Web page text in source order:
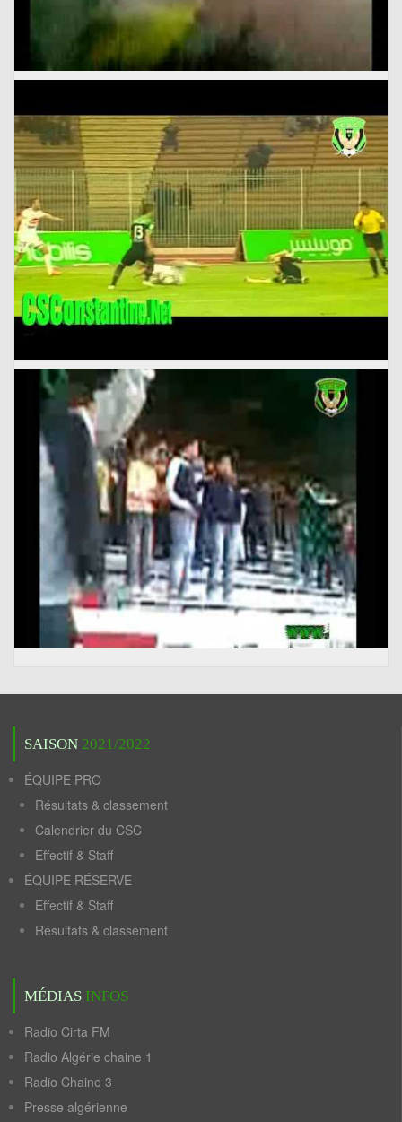
SAISON 2021/2022
ÉQUIPE PRO
Résultats & classement
Calendrier du CSC
Effectif & Staff
ÉQUIPE RÉSERVE
Effectif & Staff
Résultats & classement
MÉDIAS INFOS
Radio Cirta FM
Radio Algérie chaine 1
Radio Chaine 3
Presse algérienne